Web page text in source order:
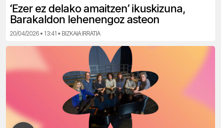
‘Ezer ez delako amaitzen’ ikuskizuna,
Barakaldon lehenengoz asteon
20/04/2026 • 13:41 • BIZKAIA IRRATIA